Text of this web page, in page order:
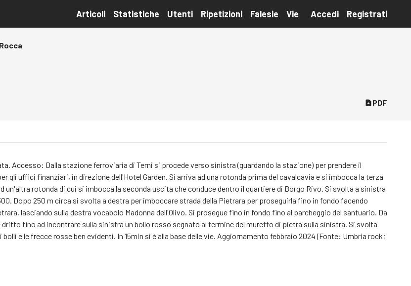
Articoli Statistiche Utenti Ripetizioni Falesie Vie Accedi Registrati
PDF
Accesso: Dalla stazione ferroviaria di Terni si procede verso sinistra (guardando la stazione) per prendere il
uffici finanziari, in direzione dell'Hotel Garden. Si arriva ad una rotonda prima del cavalcavia e si imbocca la terza
rotonda di cui si imbocca la seconda uscita che conduce dentro il quartiere di Borgo Rivo. Si svolta a sinistra
Dopo 250 m circa si svolta a destra per imboccare strada della Pietrara per proseguirla fino in fondo facendo
lasciando sulla destra vocabolo Madonna dell'Olivo. Si prosegue fino in fondo fino al parcheggio del santuario. Da
fino ad incontrare sulla sinistra un bollo rosso segnato al termine del muretto di pietra sulla sinistra. Si svolta
e le frecce rosse ben evidenti. In 15min si è alla base delle vie. Aggiornamento febbraio 2024 (Fonte: Umbria rock;